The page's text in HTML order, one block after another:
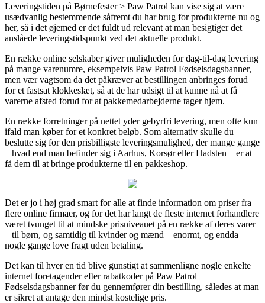
Leveringstiden på Børnefester > Paw Patrol kan vise sig at være
usædvanlig bestemmende såfremt du har brug for produkterne nu og
her, så i det øjemed er det fuldt ud relevant at man besigtiger det
anslåede leveringstidspunkt ved det aktuelle produkt.
En række online selskaber giver muligheden for dag-til-dag levering
på mange varenumre, eksempelvis Paw Patrol Fødselsdagsbanner,
men vær vagtsom da det påkræver at bestillingen anbringes forud
for et fastsat klokkeslæt, så at de har udsigt til at kunne nå at få
varerne afsted forud for at pakkemedarbejderne tager hjem.
En række forretninger på nettet yder gebyrfri levering, men ofte kun
ifald man køber for et konkret beløb. Som alternativ skulle du
beslutte sig for den prisbilligste leveringsmulighed, der mange gange
– hvad end man befinder sig i Aarhus, Korsør eller Hadsten – er at
få dem til at bringe produkterne til en pakkeshop.
Det er jo i høj grad smart for alle at finde information om priser fra
flere online firmaer, og for det har langt de fleste internet forhandlere
været tvunget til at mindske prisniveauet på en række af deres varer
– til børn, og samtidig til kvinder og mænd – enormt, og endda
nogle gange love fragt uden betaling.
Det kan til hver en tid blive gunstigt at sammenligne nogle enkelte
internet foretagender efter rabatkoder på Paw Patrol
Fødselsdagsbanner før du gennemfører din bestilling, således at man
er sikret at antage den mindst kostelige pris.